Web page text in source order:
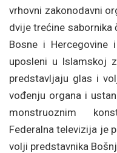
vrhovni zakonodavni
dvije trećine sabornika
Bosne i Hercegovine
uposleni u Islamskoj
predstavljaju glas i
vođenju organa i
monstruoznim
Federalna televizija je
volji predstavnika